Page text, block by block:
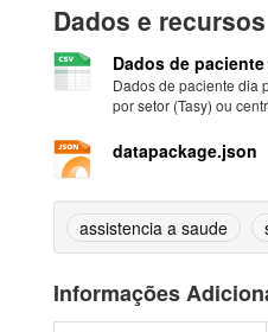
Dados e recursos
Dados de
Dados de paciente dia
por setor (Tasy) ou
datapackage.json
assistencia a saude
Informações